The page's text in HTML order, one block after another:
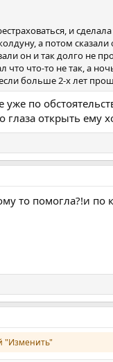
и
а потом
он и так долго не
что что-то не так, а
больше 2-х лет
по
открыть ему
то помогла?!и по
"Изменить"